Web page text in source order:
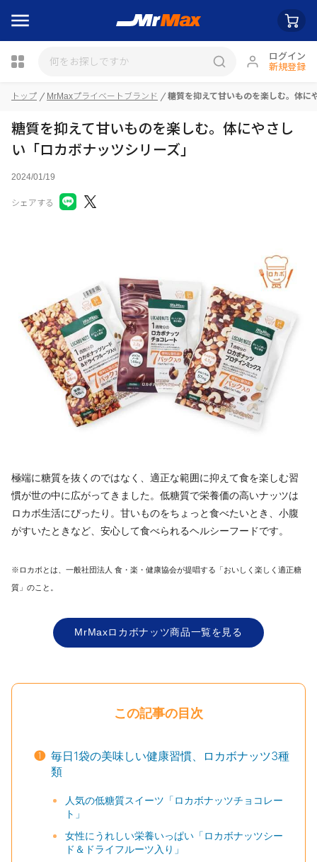
ログイン
新規登録
瓶詰
トップ MrMaxプライベートブランド 糖質を抑えて甘いものを楽しむ。体に
糖質を抑えて甘いものを楽しむ。体にやさし
い「ロカボナッツシリーズ」
2024/01/19
シェアする
極端に糖質を抜くのではなく、適正な範囲に抑えて食を楽しむ習
慣が世の中に広がってきました。低糖質で栄養価の高いナッツは
ロカボ生活にぴったり。甘いものをちょっと食べたいとき、小腹
がすいたときなど、安心して食べられるヘルシーフードです。
※ロカボとは、一般社団法人 食・楽・健康協会が提唱する「おいしく楽しく適正糖
質」のこと。
MrMaxロカボナッツ商品一覧を見る
この記事の目次
❶ 毎日1袋の美味しい健康習慣、ロカボナッツ3種
類
人気の低糖質スイーツ「ロカボナッツチョコレー
ト」
女性にうれしい栄養いっぱい「ロカボナッツシー
ド＆ドライフルーツ入り」